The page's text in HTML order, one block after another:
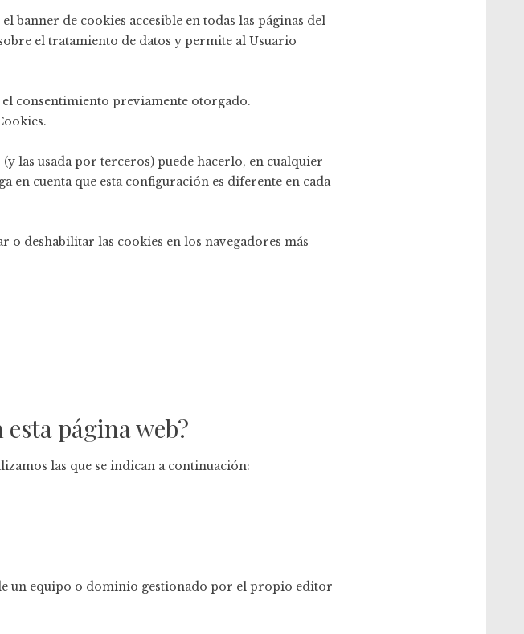
de cookies accesible en todas las páginas del
el tratamiento de datos y permite al Usuario
consentimiento previamente otorgado.
.
las usada por terceros) puede hacerlo, en cualquier
cuenta que esta configuración es diferente en cada
o deshabilitar las cookies en los navegadores más
página web?
las que se indican a continuación:
un equipo o dominio gestionado por el propio editor